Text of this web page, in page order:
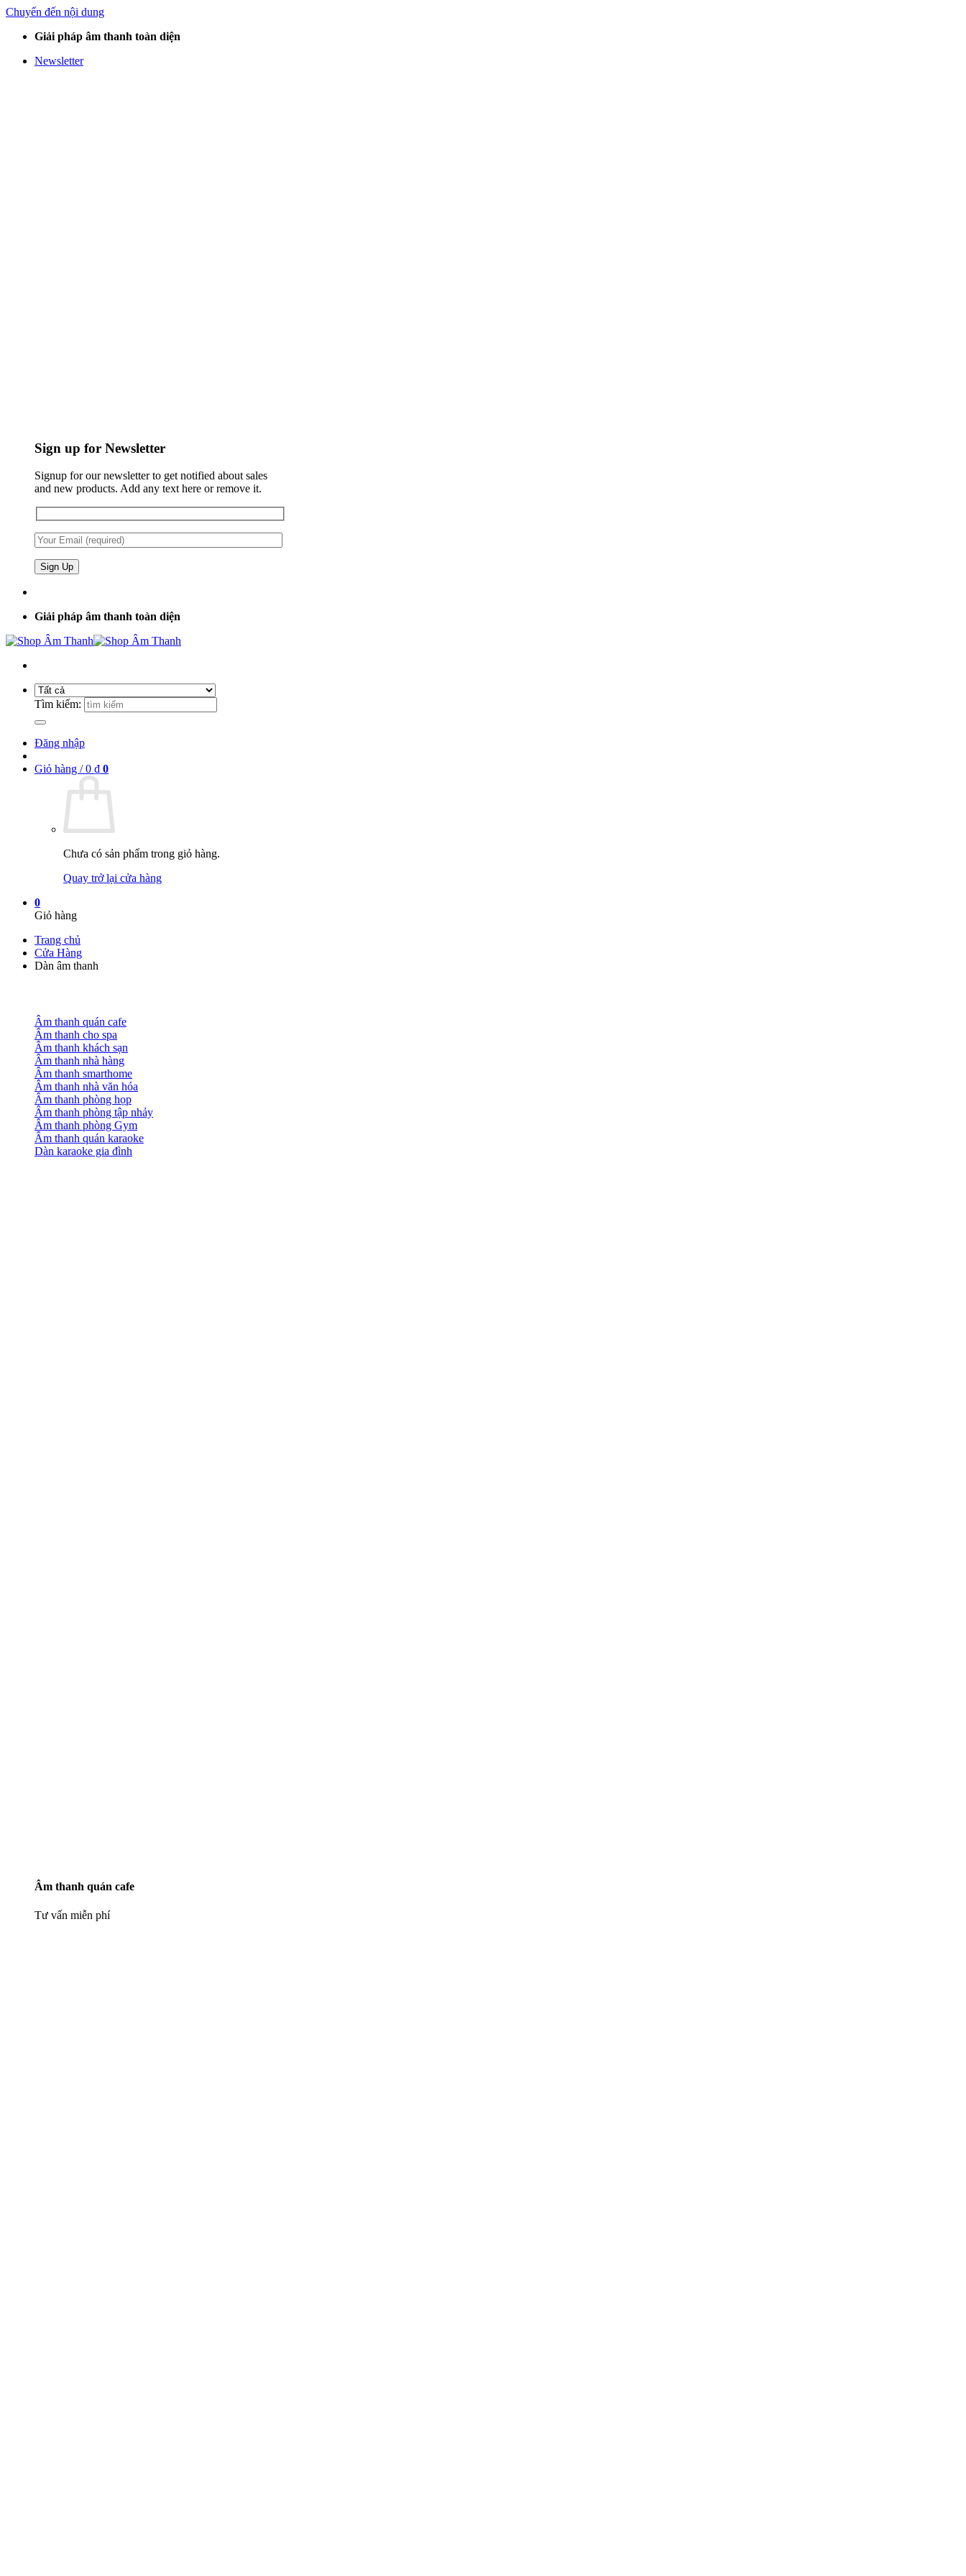
Chuyển đến nội dung
Giải pháp âm thanh toàn diện
Newsletter
Sign up for Newsletter
Signup for our newsletter to get notified about sales
and new products. Add any text here or remove it.
Giải pháp âm thanh toàn diện
Tìm kiếm:
Đăng nhập
Giỏ hàng /0 ₫ 0
Chưa có sản phẩm trong giỏ hàng.
Quay trở lại cửa hàng
0
Giỏ hàng
Trang chủ
Cửa Hàng
Dàn âm thanh
Âm thanh quán cafe
Âm thanh cho spa
Âm thanh khách sạn
Âm thanh nhà hàng
Âm thanh smarthome
Âm thanh nhà văn hóa
Âm thanh phòng họp
Âm thanh phòng tập nhảy
Âm thanh phòng Gym
Âm thanh quán karaoke
Dàn karaoke gia đình
Âm thanh quán cafe
Tư vấn miễn phí